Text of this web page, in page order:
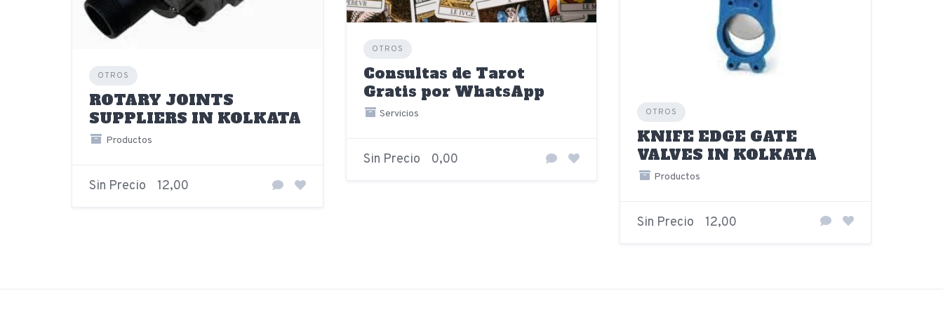
OTROS
ROTARY JOINTS
SUPPLIERS IN KOLKATA
Productos
Sin Precio 12,00
OTROS
Consultas de Tarot
Gratis por WhatsApp
Servicios
Sin Precio 0,00
OTROS
KNIFE EDGE GATE
VALVES IN KOLKATA
Productos
Sin Precio 12,00